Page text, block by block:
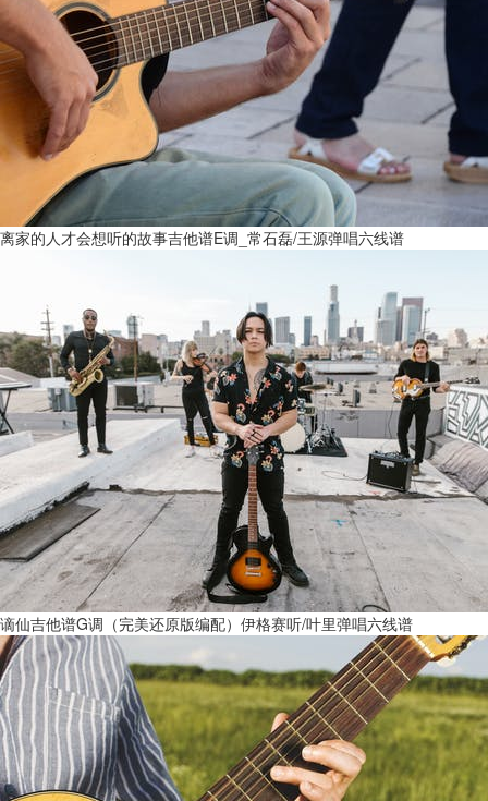
离家的人才会想听的故事吉他谱E调_常石磊/王源弹唱六线谱
谪仙吉他谱G调（完美还原版编配）伊格赛听/叶里弹唱六线谱